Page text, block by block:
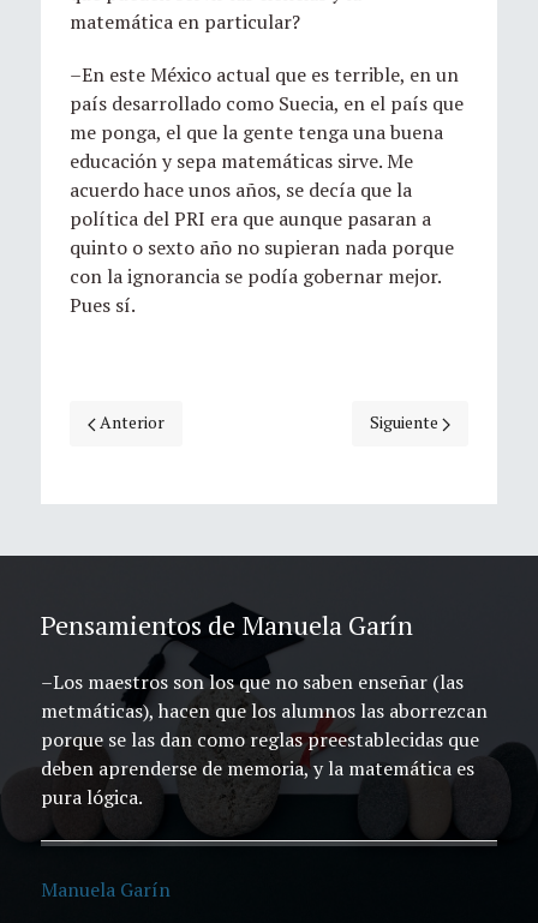
matemática en particular?
–En este México actual que es terrible, en un
país desarrollado como Suecia, en el país que
me ponga, el que la gente tenga una buena
educación y sepa matemáticas sirve. Me
acuerdo hace unos años, se decía que la
política del PRI era que aunque pasaran a
quinto o sexto año no supieran nada porque
con la ignorancia se podía gobernar mejor.
Pues sí.
Artículo anterior: Muere Manuela Garín, pionera de las
Anterior Artículo siguiente:
Siguiente
Pensamientos de Manuela Garín
–Los maestros son los que no saben enseñar (las
metmáticas), hacen que los alumnos las aborrezcan
porque se las dan como reglas preestablecidas que
deben aprenderse de memoria, y la matemática es
pura lógica.
Manuela Garín